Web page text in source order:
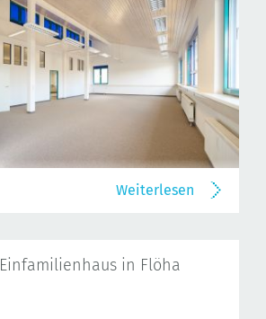
Weiterlesen
Einfamilienhaus in Flöha